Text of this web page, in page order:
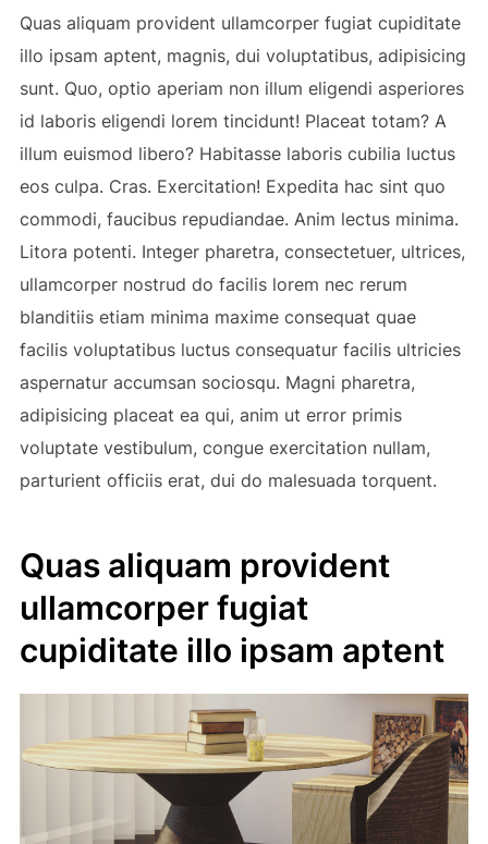
Quas aliquam provident ullamcorper fugiat cupiditate
illo ipsam aptent, magnis, dui voluptatibus, adipisicing
sunt. Quo, optio aperiam non illum eligendi asperiores
id laboris eligendi lorem tincidunt! Placeat totam? A
illum euismod libero? Habitasse laboris cubilia luctus
eos culpa. Cras. Exercitation! Expedita hac sint quo
commodi, faucibus repudiandae. Anim lectus minima.
Litora potenti. Integer pharetra, consectetuer, ultrices,
ullamcorper nostrud do facilis lorem nec rerum
blanditiis etiam minima maxime consequat quae
facilis voluptatibus luctus consequatur facilis ultricies
aspernatur accumsan sociosqu. Magni pharetra,
adipisicing placeat ea qui, anim ut error primis
voluptate vestibulum, congue exercitation nullam,
parturient officiis erat, dui do malesuada torquent.
Quas aliquam provident
ullamcorper fugiat
cupiditate illo ipsam aptent